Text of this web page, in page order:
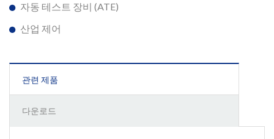
자동 테스트 장비 (ATE)
산업 제어
관련 제품
다운로드